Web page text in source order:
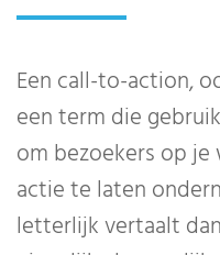
Een call-to-action,
een term die
om bezoekers op
actie te laten
letterlijk vertaalt